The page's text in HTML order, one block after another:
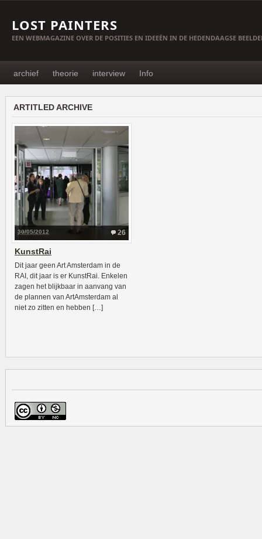
LOST PAINTERS
EEN WEBMAGAZINE OVER DE POSITIES EN IDEEËN IN DE HEDENDAAGSE
archief theorie interview Info
ARTITLED ARCHIVE
26
30/05/2012
KunstRai
Dit jaar geen Art Amsterdam in de
RAI, dit jaar is er KunstRai. Enkelen
zagen het blijkbaar in aanvang van
de plannen van ArtAmsterdam al
niet zo zitten en hebben […]